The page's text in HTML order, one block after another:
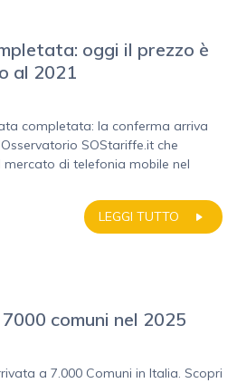
oggi il prezzo è
al 2021
completata: la conferma arriva
SOStariffe.it che
di telefonia mobile nel
LEGGI TUTTO
comuni nel 2025
a 7.000 Comuni in Italia. Scopri